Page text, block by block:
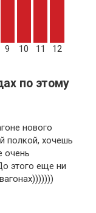
9 10 11 12
по этому
нового
полкой, хочешь
очень
этого еще ни